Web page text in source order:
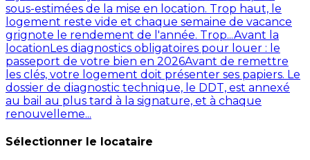
sous-estimées de la mise en location. Trop haut, le
logement reste vide et chaque semaine de vacance
grignote le rendement de l'année. Trop...Avant la
locationLes diagnostics obligatoires pour louer : le
passeport de votre bien en 2026Avant de remettre
les clés, votre logement doit présenter ses papiers. Le
dossier de diagnostic technique, le DDT, est annexé
au bail au plus tard à la signature, et à chaque
renouvelleme...
Sélectionner le locataire